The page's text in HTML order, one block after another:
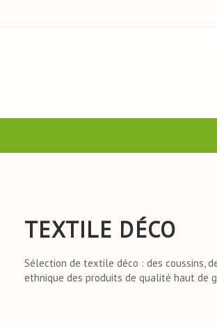
TEXTILE DÉCO
Sélection de textile déco : des coussins,
ethnique des produits de qualité haut de